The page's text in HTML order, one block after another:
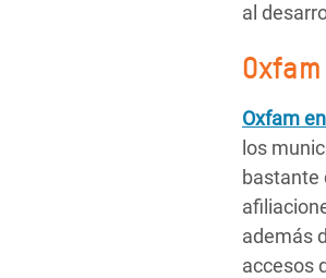
al
Oxfam
Oxfam
los
bastante
además
accesos